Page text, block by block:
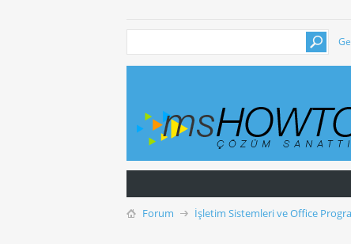
Forum İşletim Sistemleri ve Office